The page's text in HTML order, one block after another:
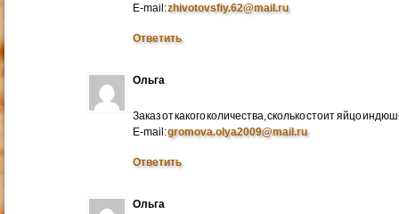
E-mail:zhivotovsfiy.62@mail.ru
Ответить
Ольга
Заказ от какого количества, сколько стоит яйцо
E-mail:gromova.olya2009@mail.ru
Ответить
Ольга